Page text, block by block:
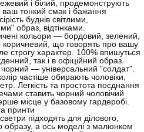
і білий, продемонструють
тонкий смак і бажання
буднів світлими,
образ, відтінками.
кольори — бордовий, зелений,
і коричневий, що говорять про вашу
строгу характер. 100% впишуться
так і в офіційний образ.
— універсальний "солдат".
частіше обирають чоловіки,
Легкість та простота поєднання
ставить чорний чоловічий
місце у базовому гардеробі.
принти
підходять для ділового,
образу, а ось моделі з малюнком